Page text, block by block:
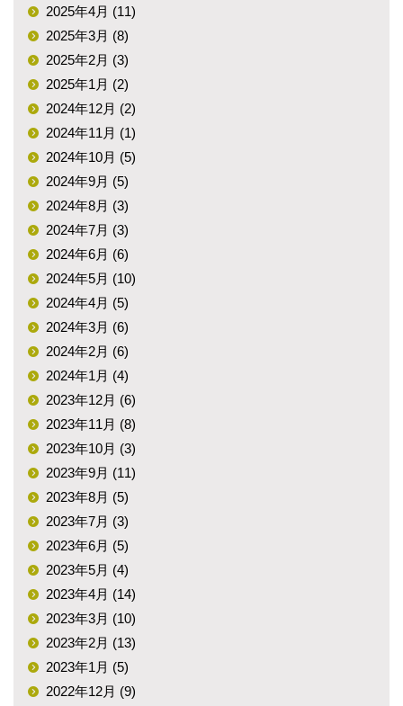
2025年4月 (11)
2025年3月 (8)
2025年2月 (3)
2025年1月 (2)
2024年12月 (2)
2024年11月 (1)
2024年10月 (5)
2024年9月 (5)
2024年8月 (3)
2024年7月 (3)
2024年6月 (6)
2024年5月 (10)
2024年4月 (5)
2024年3月 (6)
2024年2月 (6)
2024年1月 (4)
2023年12月 (6)
2023年11月 (8)
2023年10月 (3)
2023年9月 (11)
2023年8月 (5)
2023年7月 (3)
2023年6月 (5)
2023年5月 (4)
2023年4月 (14)
2023年3月 (10)
2023年2月 (13)
2023年1月 (5)
2022年12月 (9)